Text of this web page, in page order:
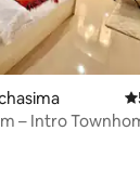
– Intro